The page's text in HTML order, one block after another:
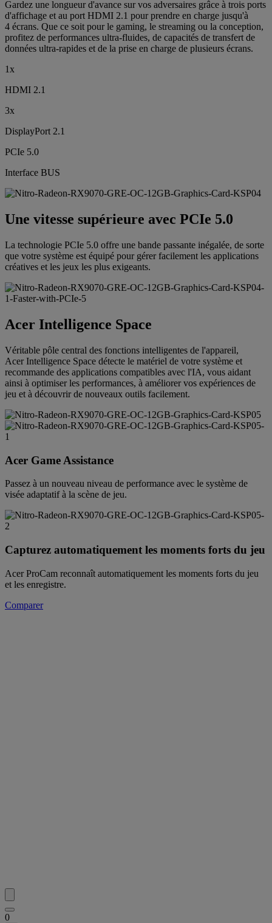
Gardez une longueur d'avance sur vos adversaires grâce à trois ports
d'affichage et au port HDMI 2.1 pour prendre en charge jusqu'à
4 écrans. Que ce soit pour le gaming, le streaming ou la conception,
profitez de performances ultra-fluides, de capacités de transfert de
données ultra-rapides et de la prise en charge de plusieurs écrans.
1x
HDMI 2.1
3x
DisplayPort 2.1
PCIe 5.0
Interface BUS
Une vitesse supérieure avec PCIe 5.0
La technologie PCIe 5.0 offre une bande passante inégalée, de sorte
que votre système est équipé pour gérer facilement les applications
créatives et les jeux les plus exigeants.
Acer Intelligence Space
Véritable pôle central des fonctions intelligentes de l'appareil,
Acer Intelligence Space détecte le matériel de votre système et
recommande des applications compatibles avec l'IA, vous aidant
ainsi à optimiser les performances, à améliorer vos expériences de
jeu et à découvrir de nouveaux outils facilement.
Acer Game Assistance
Passez à un nouveau niveau de performance avec le système de
visée adaptatif à la scène de jeu.
Capturez automatiquement les moments forts du jeu
Acer ProCam reconnaît automatiquement les moments forts du jeu
et les enregistre.
Comparer
0